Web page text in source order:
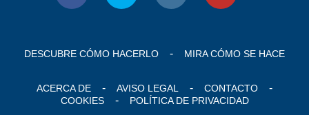
DESCUBRE CÓMO HACERLO MIRA CÓMO SE HACE
ACERCA DE AVISO LEGAL
CONTACTO
COOKIES
POLÍTICA DE PRIVACIDAD